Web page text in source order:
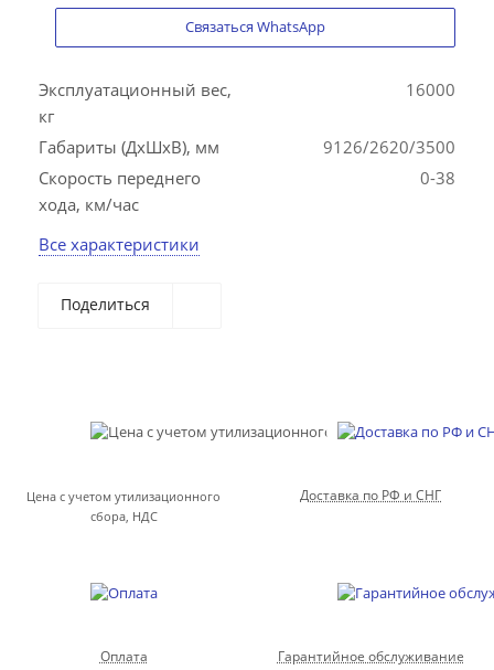
Связаться WhatsApp
Эксплуатационный вес,
кг
16000
Габариты (ДхШхВ), мм
9126/2620/3500
Скорость переднего
хода, км/час
0-38
Все характеристики
Поделиться
Цена с учетом утилизационного
сбора, НДС
Доставка по РФ и СНГ
Оплата Гарантийное обслуживание